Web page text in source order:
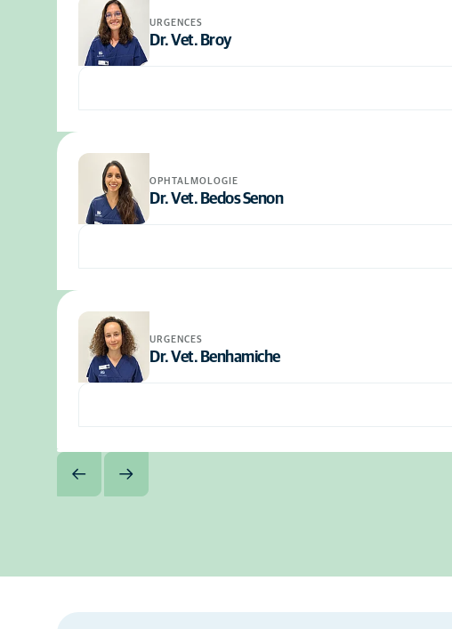
URGENCES
Dr. Vet. Broy
OPHTALMOLOGIE
Dr. Vet. Bedos Senon
URGENCES
Dr. Vet. Benhamiche